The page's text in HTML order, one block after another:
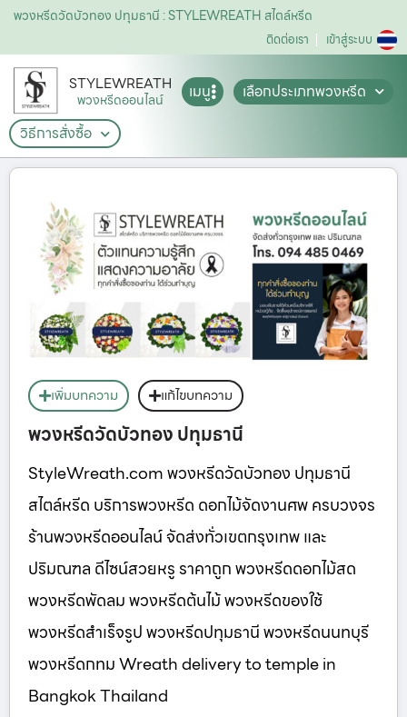
พวงหรีดวัดบัวทอง ปทุมธานี : STYLEWREATH สไตล์หรีด
ติดต่อเรา เข้าสู่ระบบ
STYLEWREATH
พวงหรีดออนไลน์ เมนู
เลือกประเภทพวงหรีด
วิธีการสั่งซื้อ
เพิ่มบทความ แก้ไขบทความ
พวงหรีดวัดบัวทอง ปทุมธานี
StyleWreath.com พวงหรีดวัดบัวทอง ปทุมธานี
สไตล์หรีด บริการพวงหรีด ดอกไม้จัดงานศพ ครบวงจร
ร้านพวงหรีดออนไลน์ จัดส่งทั่วเขตกรุงเทพ และ
ปริมณฑล ดีไซน์สวยหรู ราคาถูก พวงหรีดดอกไม้สด
พวงหรีดพัดลม พวงหรีดต้นไม้ พวงหรีดของใช้
พวงหรีดสำเร็จรูป พวงหรีดปทุมธานี พวงหรีดนนทบุรี
พวงหรีดกทม Wreath delivery to temple in
Bangkok Thailand